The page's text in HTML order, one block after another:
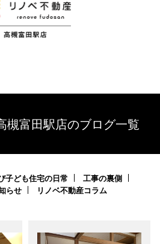
槻富田駅店のブログ一覧
子ども住宅の日常
工事の裏側
らせ リノベ不動産コラム